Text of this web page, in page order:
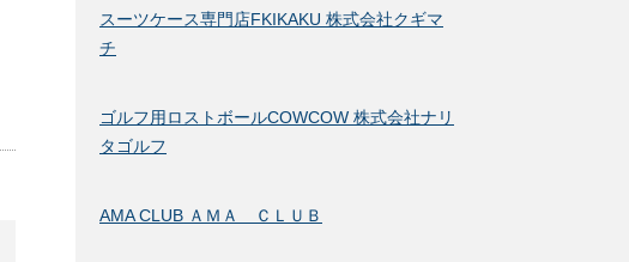
スーツケース専門店FKIKAKU 株式会社クギマ
チ
ゴルフ用ロストボールCOWCOW 株式会社ナリ
タゴルフ
AMA CLUB ＡＭＡ ＣＬＵＢ